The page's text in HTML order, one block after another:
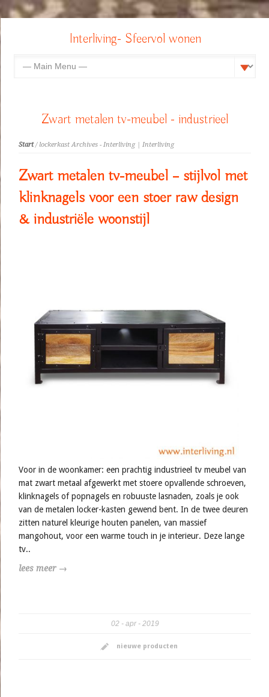
Interliving- Sfeervol wonen
Zwart metalen tv-meubel - industrieel
Start/ lockerkast Archives - Interliving | Interliving
Zwart metalen tv-meubel – stijlvol met
klinknagels voor een stoer raw design
& industriële woonstijl
Voor in de woonkamer: een prachtig industrieel tv meubel van
mat zwart metaal afgewerkt met stoere opvallende schroeven,
klinknagels of popnagels en robuuste lasnaden, zoals je ook
van de metalen locker-kasten gewend bent. In de twee deuren
zitten naturel kleurige houten panelen, van massief
mangohout, voor een warme touch in je interieur. Deze lange
tv..
lees meer →
02 apr 2019
nieuwe producten